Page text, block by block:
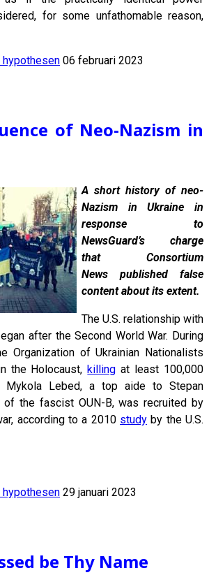
for some unfathomable reason,
hypothesen 06 februari 2023
of Neo-Nazism in
A short history of neo-
Nazism in Ukraine in
response to
NewsGuard’s charge
that Consortium
News published false
content about its extent.
The U.S. relationship with
after the Second World War. During
Organization of Ukrainian Nationalists
the Holocaust, killing at least 100,000
Lebed, a top aide to Stepan
of the fascist OUN-B, was recruited by
according to a 2010 study by the U.S.
hypothesen 29 januari 2023
be Thy Name